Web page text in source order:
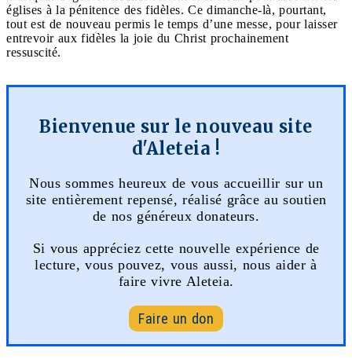
églises à la pénitence des fidèles. Ce dimanche-là, pourtant,
tout est de nouveau permis le temps d’une messe, pour laisser
entrevoir aux fidèles la joie du Christ prochainement
ressuscité.
Bienvenue sur le nouveau site
d'Aleteia !
Nous sommes heureux de vous accueillir sur un
site entièrement repensé, réalisé grâce au soutien
de nos généreux donateurs.
Si vous appréciez cette nouvelle expérience de
lecture, vous pouvez, vous aussi, nous aider à
faire vivre Aleteia.
Faire un don